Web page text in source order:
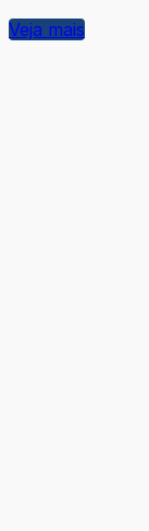
Veja mais